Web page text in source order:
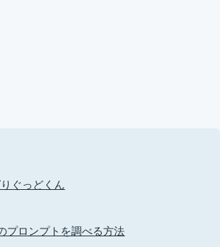
ぐっどくん
プロンプトを調べる方法